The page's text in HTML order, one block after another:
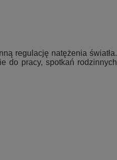
regulację natężenia światła.
do pracy, spotkań rodzinnych